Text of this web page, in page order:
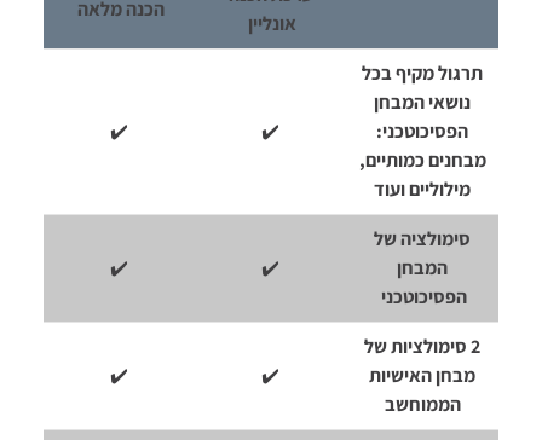
אונליין
הכנה מלאה
תרגול מקיף בכל
נושאי המבחן
הפסיכוטכני:
מבחנים כמותיים,
מילוליים ועוד
✔️
✔️
סימולציה של
המבחן
הפסיכוטכני
✔️
✔️
2 סימולציות של
מבחן האישיות
הממוחשב
✔️
✔️